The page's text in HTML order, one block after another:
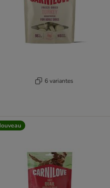
6 variantes